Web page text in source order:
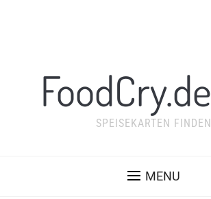
FoodCry.de
SPEISEKARTEN FINDEN
MENU